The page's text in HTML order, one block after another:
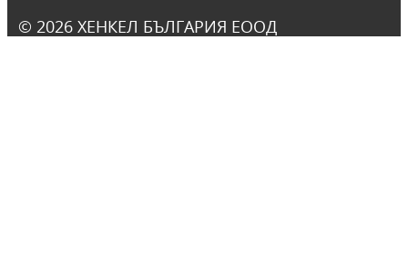
© 2026 ХЕНКЕЛ БЪЛГАРИЯ ЕООД